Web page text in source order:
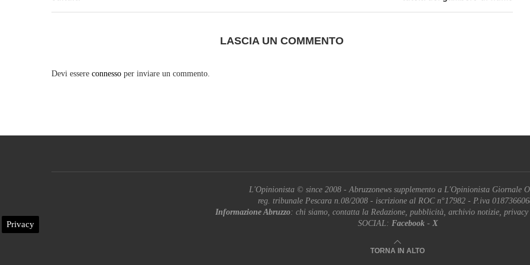
LASCIA UN COMMENTO
Devi essere connesso per inviare un commento.
L'Opinionista © since 2008 - Abruzzonews supplemento a L'Opinionista Giornale
reg. tribunale Pescara n.08/2008 - iscrizione al ROC n°17982 - P.iva
Informazione Abruzzo: chi siamo, contatta la Redazione, pubblicità, archivio notizie, privacy
SOCIAL: Facebook- X
Privacy
TORNA IN ALTO